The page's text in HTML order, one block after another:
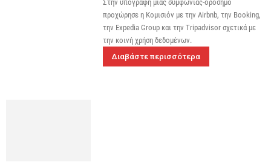
Στην υπογραφή μιας συμφωνίας-ορόσημο
προχώρησε η Κομισιόν με την Airbnb, την Booking,
την Expedia Group και την Tripadvisor σχετικά με
την κοινή χρήση δεδομένων.
Διαβάστε περισσότερα